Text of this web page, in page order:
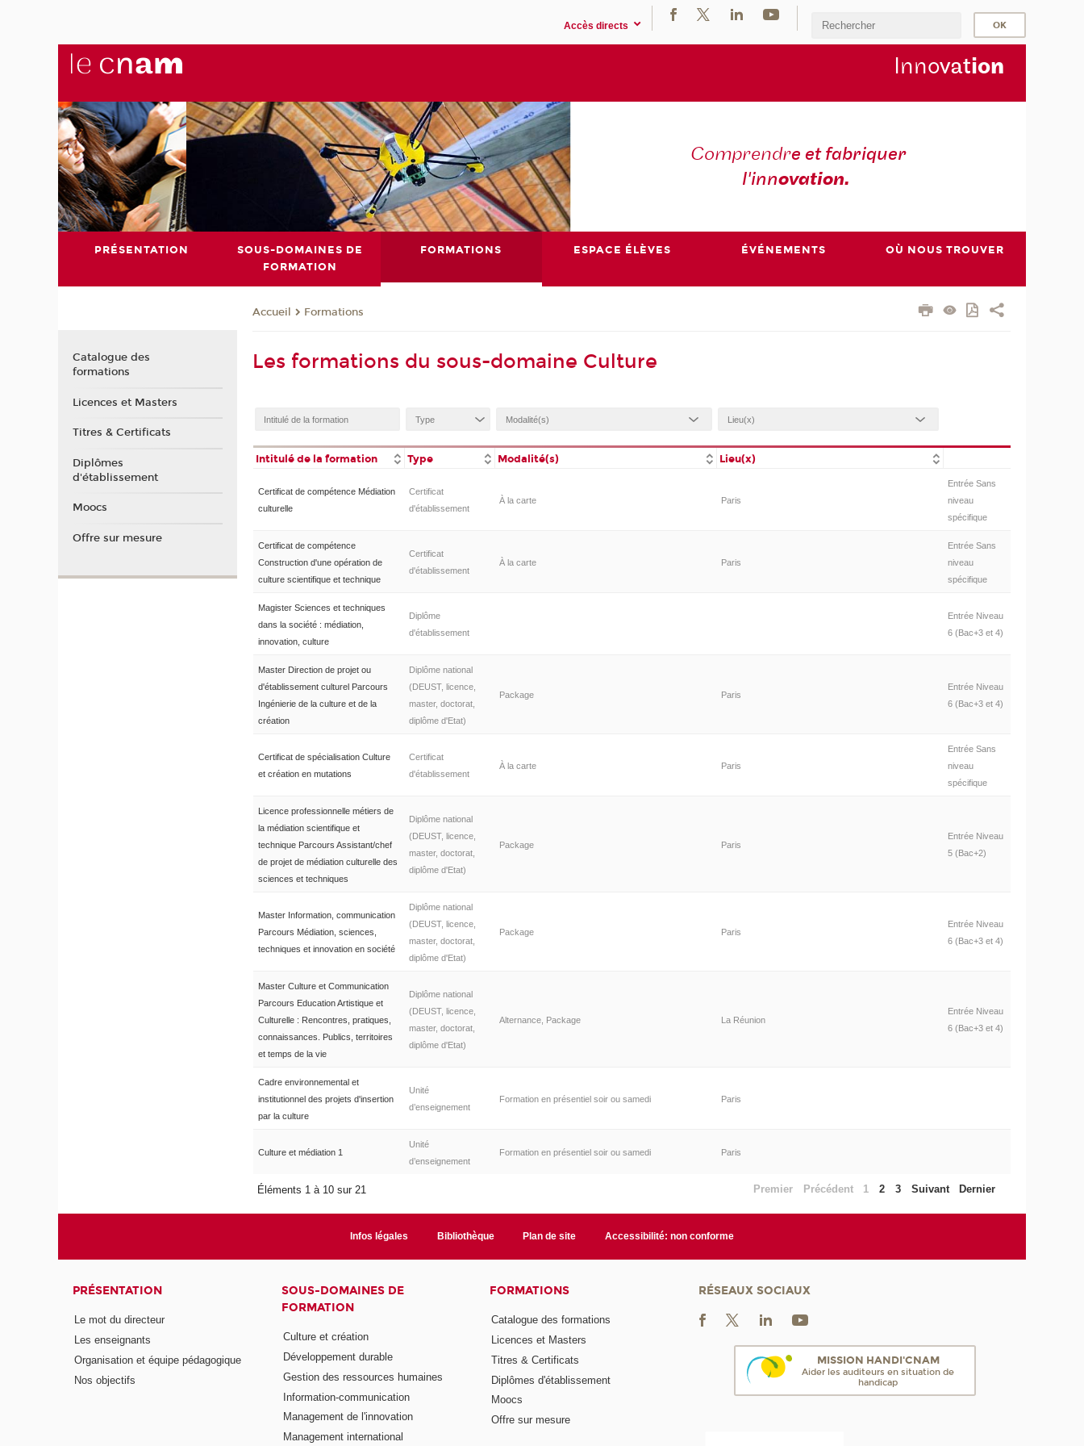
Accès directs
Innovation
Comprendre et fabriquer
l'innovation.
PRÉSENTATION
SOUS-DOMAINES DE
FORMATION
FORMATIONS ESPACE ÉLÈVES ÉVÉNEMENTS OÙ NOUS TROUVER
Accueil Formations
Les formations du sous-domaine Culture
Intitulé de la formation Type Modalité(s) Lieu(x)
Certificat de compétence Médiation
culturelle
Certificat
d'établissement
À la carte Paris
Entrée Sans
niveau
spécifique
Certificat de compétence
Construction d'une opération de
culture scientifique et technique
Certificat
d'établissement
À la carte Paris
Entrée Sans
niveau
spécifique
Magister Sciences et techniques
dans la société : médiation,
innovation, culture
Diplôme
d'établissement
Entrée Niveau
6 (Bac+3 et 4)
Master Direction de projet ou
d'établissement culturel Parcours
Ingénierie de la culture et de la
création
Diplôme national
(DEUST, licence,
master, doctorat,
diplôme d'Etat)
Package Paris
Entrée Niveau
6 (Bac+3 et 4)
Certificat de spécialisation Culture
et création en mutations
Certificat
d'établissement
À la carte Paris
Entrée Sans
niveau
spécifique
Licence professionnelle métiers de
la médiation scientifique et
technique Parcours Assistant/chef
de projet de médiation culturelle des
sciences et techniques
Diplôme national
(DEUST, licence,
master, doctorat,
diplôme d'Etat)
Package Paris
Entrée Niveau
5 (Bac+2)
Master Information, communication
Parcours Médiation, sciences,
techniques et innovation en société
Diplôme national
(DEUST, licence,
master, doctorat,
diplôme d'Etat)
Package Paris
Entrée Niveau
6 (Bac+3 et 4)
Master Culture et Communication
Parcours Education Artistique et
Culturelle : Rencontres, pratiques,
connaissances. Publics, territoires
et temps de la vie
Diplôme national
(DEUST, licence,
master, doctorat,
diplôme d'Etat)
Alternance, Package La Réunion
Entrée Niveau
6 (Bac+3 et 4)
Cadre environnemental et
institutionnel des projets d'insertion
par la culture
Unité
d’enseignement
Formation en présentiel soir ou samedi Paris
Culture et médiation 1
Unité
d’enseignement
Formation en présentiel soir ou samedi Paris
Éléments 1 à 10 sur 21 Premier Précédent 1 2 3 Suivant Dernier
Catalogue des
formations
Licences et Masters
Titres & Certificats
Diplômes
d'établissement
Moocs
Offre sur mesure
Infos légales Bibliothèque Plan de site Accessibilité: non conforme
PRÉSENTATION
Le mot du directeur
Les enseignants
Organisation et équipe pédagogique
Nos objectifs
SOUS-DOMAINES DE
FORMATION
Culture et création
Développement durable
Gestion des ressources humaines
Information-communication
Management de l'innovation
Management international
FORMATIONS
Catalogue des formations
Licences et Masters
Titres & Certificats
Diplômes d'établissement
Moocs
Offre sur mesure
RÉSEAUX SOCIAUX
MISSION HANDI'CNAM
Aider les auditeurs en situation de
handicap